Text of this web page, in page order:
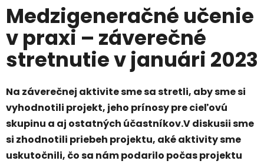
Medzigeneračné učenie
v praxi – záverečné
stretnutie v januári 2023
Na záverečnej aktivite sme sa stretli, aby sme si
vyhodnotili projekt, jeho prínosy pre cieľovú
skupinu a aj ostatných účastníkov.V diskusii sme
si zhodnotili priebeh projektu, aké aktivity sme
uskutočnili, čo sa nám podarilo počas projektu